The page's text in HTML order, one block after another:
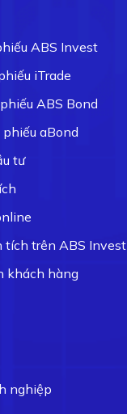
ABS Invest
iTrade
ABS Bond
aBond
tư
tích trên ABS Invest
khách hàng
nghiệp